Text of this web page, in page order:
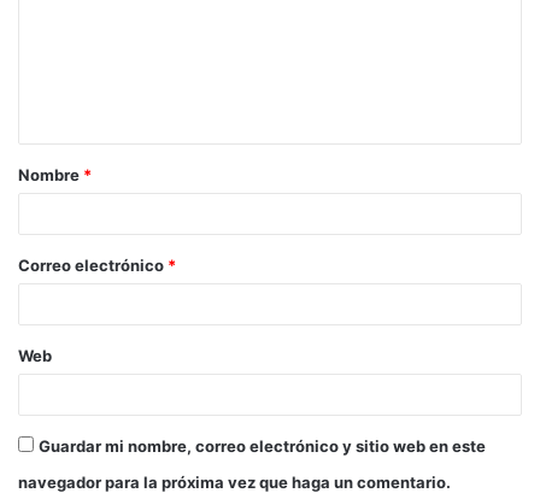
Nombre *
Correo electrónico *
Web
Guardar mi nombre, correo electrónico y sitio web en este
navegador para la próxima vez que haga un comentario.